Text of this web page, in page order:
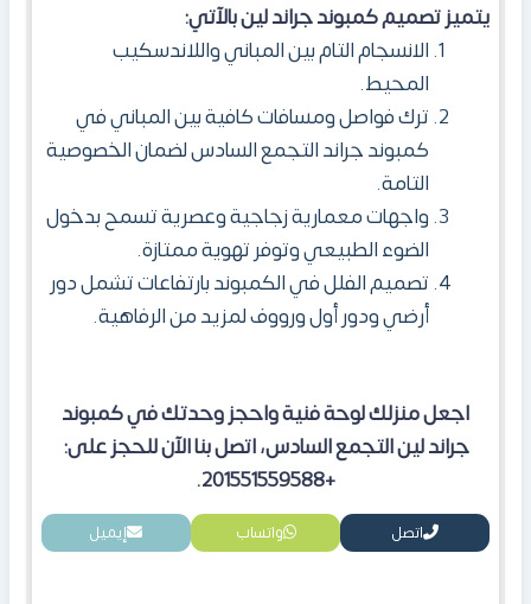
يتميز تصميم كمبوند جراند لين بالآتي:
الانسجام التام بين المباني واللاندسكيب
المحيط.
ترك فواصل ومسافات كافية بين المباني في
كمبوند جراند التجمع السادس لضمان الخصوصية
التامة.
واجهات معمارية زجاجية وعصرية تسمح بدخول
الضوء الطبيعي وتوفر تهوية ممتازة.
تصميم الفلل في الكمبوند بارتفاعات تشمل دور
أرضي ودور أول ورووف لمزيد من الرفاهية.
اجعل منزلك لوحة فنية واحجز وحدتك في كمبوند
جراند لين التجمع السادس، اتصل بنا الآن للحجز على:
+201551559588.
اتصل واتساب إيميل